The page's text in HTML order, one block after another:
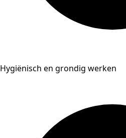
Hygiënisch en grondig werken